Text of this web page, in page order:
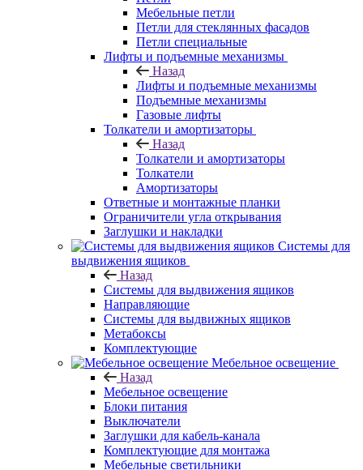
Мебельные петли
Петли для стеклянных фасадов
Петли специальные
Лифты и подъемные механизмы
Назад
Лифты и подъемные механизмы
Подъемные механизмы
Газовые лифты
Толкатели и амортизаторы
Назад
Толкатели и амортизаторы
Толкатели
Амортизаторы
Ответные и монтажные планки
Ограничители угла открывания
Заглушки и накладки
Системы для
выдвижения ящиков
Назад
Системы для выдвижения ящиков
Направляющие
Системы для выдвижных ящиков
Метабоксы
Комплектующие
Мебельное освещение
Назад
Мебельное освещение
Блоки питания
Выключатели
Заглушки для кабель-канала
Комплектующие для монтажа
Мебельные светильники